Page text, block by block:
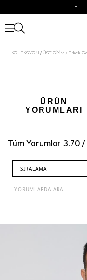
Siparişleriniz 1-3
2500 TL
KOLEKSİYON ÜST GİYİM Erkek
ÜRÜN
YORUMLARI
Tüm Yorumlar 3.70 /
SIRALAMA